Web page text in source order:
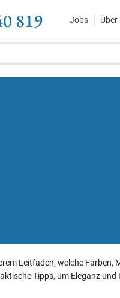
819 Jobs Über
Leitfaden, welche Farben,
Tipps, um Eleganz und